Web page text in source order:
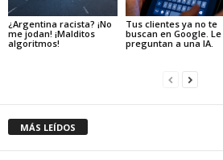
¿Argentina racista? ¡No
me jodan! ¡Malditos
algoritmos!
Tus clientes ya no te
buscan en Google. Le
preguntan a una IA.
MÁS LEÍDOS